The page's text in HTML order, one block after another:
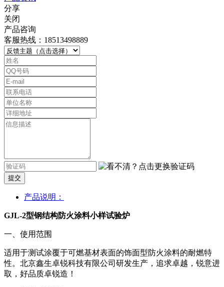
分享
关闭
产品咨询
客服热线：18513498889
提交
产品说明：
GJL-2型钢结构防火涂料小样试验炉
一、使用范围
适用于测试涂覆于可燃基材表面的饰面型防火涂料的耐燃特
性。北京鑫生卓锐科技有限公司研发生产，追求卓越，锐意进
取，好品质卓锐造！